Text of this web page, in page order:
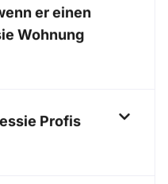
er einen
Wohnung
Profis